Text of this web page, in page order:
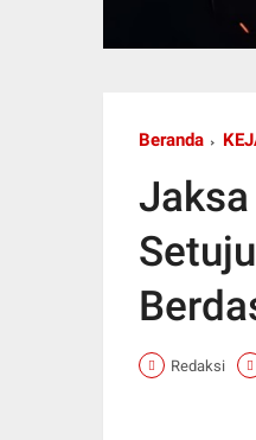
Beranda
Redaksi